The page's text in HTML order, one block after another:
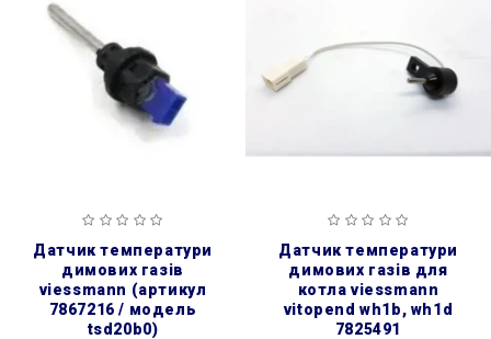
датчик температури
димових газів
viessmann (артикул
7867216 / модель
tsd20b0)
датчик температури
димових газів для
котла viessmann
vitopend wh1b, wh1d
7825491